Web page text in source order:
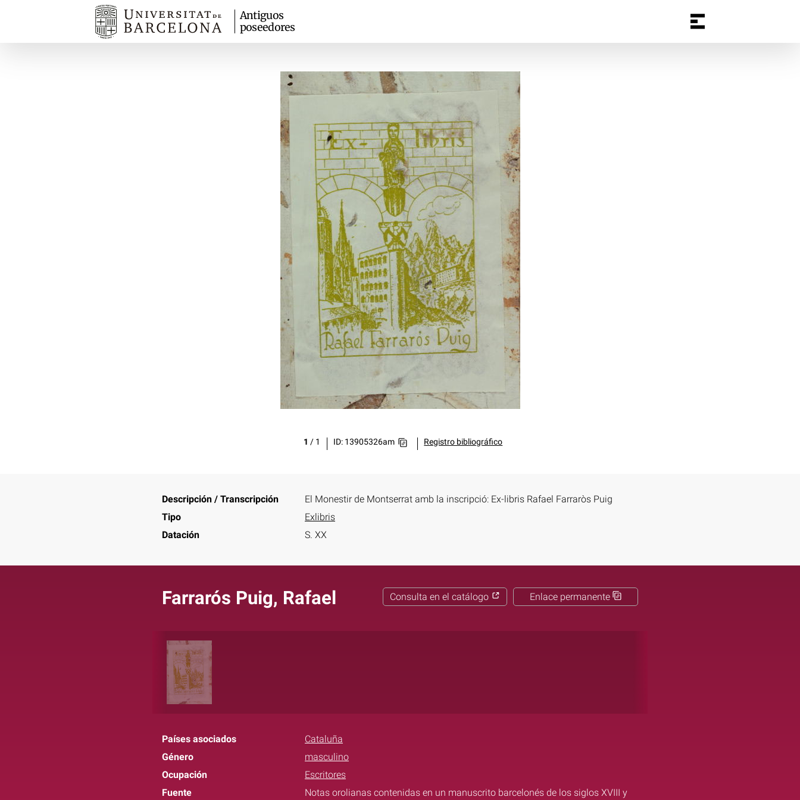
Antiguos
poseedores
1 / 1 ID: 13905326am Registro bibliográfico
Descripción / Transcripción
El Monestir de Montserrat amb la inscripció: Ex-libris Rafael Farraròs Puig
Tipo
Exlibris
Datación
S. XX
Farrarós Puig, Rafael Enlace permanente
Consulta en el catálogo
Países asociados
Cataluña
Género
masculino
Ocupación
Escritores
Fuente
Notas orolianas contenidas en un manuscrito barcelonés de los siglos XVIII y